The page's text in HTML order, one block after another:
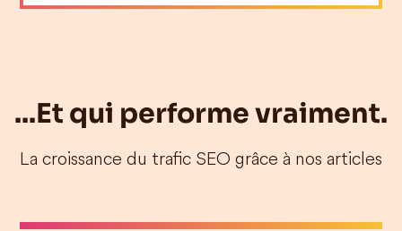
...Et qui performe vraiment.
La croissance du trafic SEO grâce à nos articles